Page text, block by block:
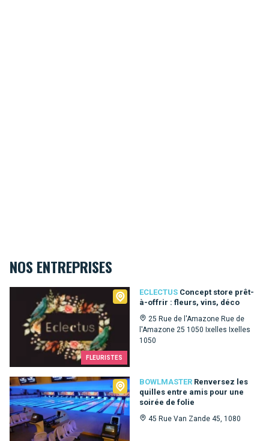
NOS ENTREPRISES
FLEURISTES
ECLECTUS Concept store prêt-
à-offrir : fleurs, vins, déco
25 Rue de l'Amazone Rue de
l'Amazone 25 1050 Ixelles Ixelles
1050
BOWLMASTER Renversez les
quilles entre amis pour une
soirée de folie
45 Rue Van Zande 45, 1080
Bowlmaster